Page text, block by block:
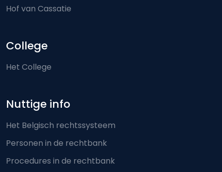
Hof van Cassatie
College
Het College
Nuttige info
Het Belgisch rechtssysteem
Personen in de rechtbank
Procedures in de rechtbank